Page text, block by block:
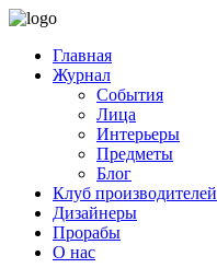
Главная
Журнал
События
Лица
Интерьеры
Предметы
Блог
Клуб производителей
Дизайнеры
Прорабы
О нас